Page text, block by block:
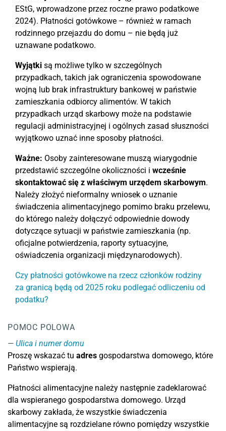
EStG, wprowadzone przez roczne prawo podatkowe
2024). Płatności gotówkowe – również w ramach
rodzinnego przejazdu do domu – nie będą już
uznawane podatkowo.
Wyjątki są możliwe tylko w szczególnych
przypadkach, takich jak ograniczenia spowodowane
wojną lub brak infrastruktury bankowej w państwie
zamieszkania odbiorcy alimentów. W takich
przypadkach urząd skarbowy może na podstawie
regulacji administracyjnej i ogólnych zasad słuszności
wyjątkowo uznać inne sposoby płatności.
Ważne: Osoby zainteresowane muszą wiarygodnie
przedstawić szczególne okoliczności i wcześnie
skontaktować się z właściwym urzędem skarbowym.
Należy złożyć nieformalny wniosek o uznanie
świadczenia alimentacyjnego pomimo braku przelewu,
do którego należy dołączyć odpowiednie dowody
dotyczące sytuacji w państwie zamieszkania (np.
oficjalne potwierdzenia, raporty sytuacyjne,
oświadczenia organizacji międzynarodowych).
Czy płatności gotówkowe na rzecz członków rodziny
za granicą będą od 2025 roku podlegać odliczeniu od
podatku?
POMOC POLOWA
Ulica i numer domu
Proszę wskazać tu adres gospodarstwa domowego, które
Państwo wspierają.
Płatności alimentacyjne należy następnie zadeklarować
dla wspieranego gospodarstwa domowego. Urząd
skarbowy zakłada, że wszystkie świadczenia
alimentacyjne są rozdzielane równo pomiędzy wszystkie